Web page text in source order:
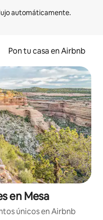
Pon tu casa en Airbnb
en Mesa
únicos en Airbnb